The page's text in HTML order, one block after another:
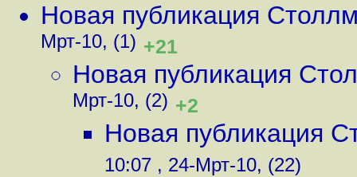
Новая публикация
Мрт-10, (1) +21
Новая публикация
Мрт-10, (2) +2
Новая публикация
10:07 , 24-Мрт-10, (22)